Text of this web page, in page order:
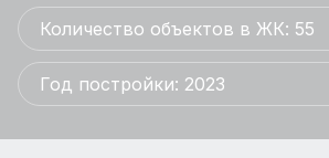
Количество объектов в ЖК: 55
Год постройки: 2023